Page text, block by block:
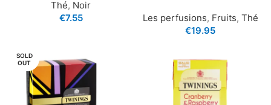
Thé, Noir
€7.55 Les perfusions, Fruits, Thé
€19.95
SOLD
OUT